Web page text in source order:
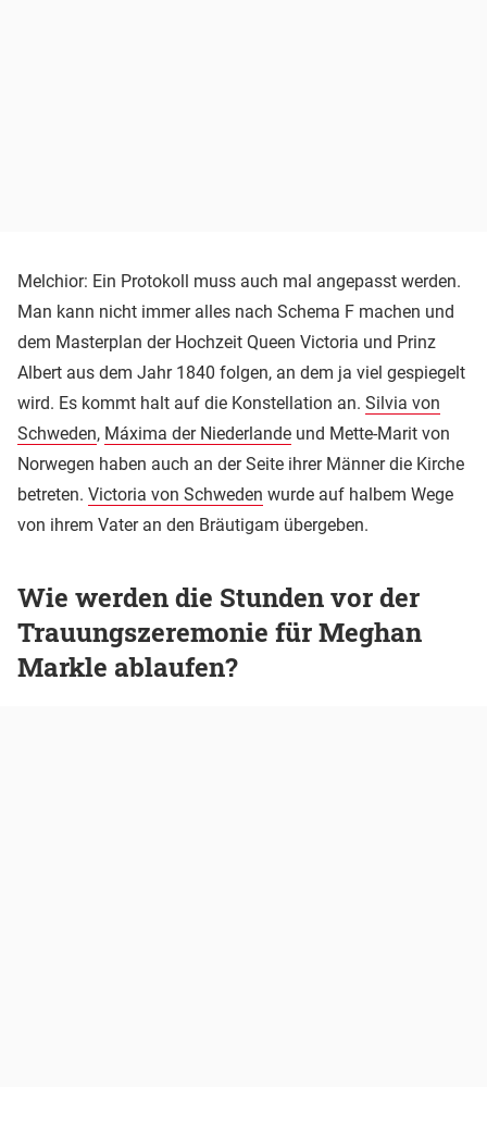
Melchior: Ein Protokoll muss auch mal angepasst werden.
Man kann nicht immer alles nach Schema F machen und
dem Masterplan der Hochzeit Queen Victoria und Prinz
Albert aus dem Jahr 1840 folgen, an dem ja viel gespiegelt
wird. Es kommt halt auf die Konstellation an. Silvia von
Schweden, Máxima der Niederlande und Mette-Marit von
Norwegen haben auch an der Seite ihrer Männer die Kirche
betreten. Victoria von Schweden wurde auf halbem Wege
von ihrem Vater an den Bräutigam übergeben.
Wie werden die Stunden vor der
Trauungszeremonie für Meghan
Markle ablaufen?